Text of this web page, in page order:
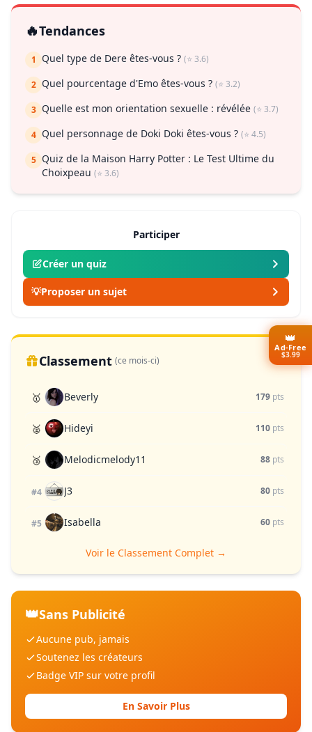
🔥Tendances
1 Quel type de Dere êtes-vous ? (⭐ 3.6)
2 Quel pourcentage d'Emo êtes-vous ? (⭐ 3.2)
3 Quelle est mon orientation sexuelle : révélée (⭐ 3.7)
4 Quel personnage de Doki Doki êtes-vous ? (⭐ 4.5)
5 Quiz de la Maison Harry Potter : Le Test Ultime du
Choixpeau (⭐ 3.6)
Participer
Créer un quiz
💡Proposer un sujet
Classement (ce mois-ci)
🥇 Beverly 179 pts
🥈 Hideyi 110 pts
🥉 Melodicmelody11 88 pts
#4 J3 80 pts
#5 Isabella 60 pts
Voir le Classement Complet →
👑Sans Publicité
Aucune pub, jamais
Soutenez les créateurs
Badge VIP sur votre profil
En Savoir Plus
👑
Ad-Free
$3.99